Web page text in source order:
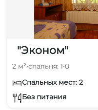
"Эконом"
2 м²•спальня: 1•0
Спальных мест: 2
Без питания